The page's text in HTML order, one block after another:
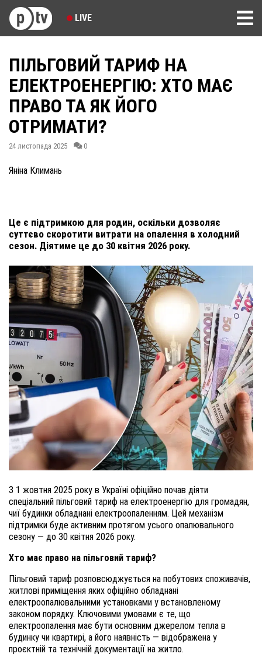
LIVE
ПІЛЬГОВИЙ ТАРИФ НА
ЕЛЕКТРОЕНЕРГІЮ: ХТО МАЄ
ПРАВО ТА ЯК ЙОГО
ОТРИМАТИ?
24 листопада 2025 0
Яніна Климань
Це є підтримкою для родин, оскільки дозволяє
суттєво скоротити витрати на опалення в холодний
сезон. Діятиме це до 30 квітня 2026 року.
З 1 жовтня 2025 року в Україні офіційно почав діяти
спеціальний пільговий тариф на електроенергію для громадян,
чиї будинки обладнані електроопаленням. Цей механізм
підтримки буде активним протягом усього опалювального
сезону — до 30 квітня 2026 року.
Хто має право на пільговий тариф?
Пільговий тариф розповсюджується на побутових споживачів,
житлові приміщення яких офіційно обладнані
електроопалювальними установками у встановленому
законом порядку. Ключовими умовами є те, що
електроопалення має бути основним джерелом тепла в
будинку чи квартирі, а його наявність — відображена у
проєктній та технічній документації на житло.